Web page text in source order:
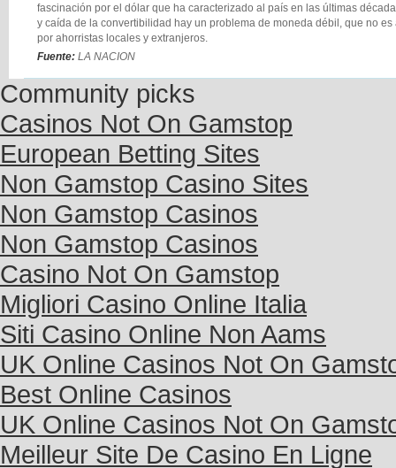
fascinación por el dólar que ha caracterizado al país en las últimas
y caída de la convertibilidad hay un problema de moneda débil, que no
por ahorristas locales y extranjeros.
Fuente: LA NACION
Community picks
Casinos Not On Gamstop
European Betting Sites
Non Gamstop Casino Sites
Non Gamstop Casinos
Non Gamstop Casinos
Casino Not On Gamstop
Migliori Casino Online Italia
Siti Casino Online Non Aams
UK Online Casinos Not On
Best Online Casinos
UK Online Casinos Not On
Meilleur Site De Casino En Ligne